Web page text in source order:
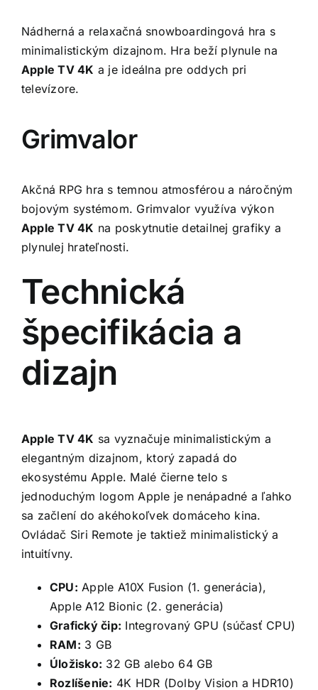
Nádherná a relaxačná snowboardingová hra s
minimalistickým dizajnom. Hra beží plynule na
Apple TV 4K a je ideálna pre oddych pri
televízore.
Grimvalor
Akčná RPG hra s temnou atmosférou a náročným
bojovým systémom. Grimvalor využíva výkon
Apple TV 4K na poskytnutie detailnej grafiky a
plynulej hrateľnosti.
Technická
špecifikácia a
dizajn
Apple TV 4K sa vyznačuje minimalistickým a
elegantným dizajnom, ktorý zapadá do
ekosystému Apple. Malé čierne telo s
jednoduchým logom Apple je nenápadné a ľahko
sa začlení do akéhokoľvek domáceho kina.
Ovládač Siri Remote je taktiež minimalistický a
intuitívny.
CPU: Apple A10X Fusion (1. generácia),
Apple A12 Bionic (2. generácia)
Grafický čip: Integrovaný GPU (súčasť CPU)
RAM: 3 GB
Úložisko: 32 GB alebo 64 GB
Rozlíšenie: 4K HDR (Dolby Vision a HDR10)